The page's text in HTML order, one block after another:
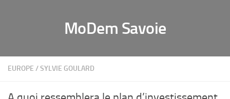
MoDem Savoie
EUROPE /SYLVIE GOULARD